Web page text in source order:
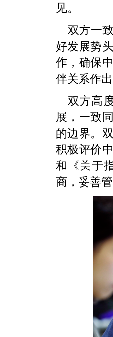
见。
双方一
好发展势
作，确保
伴关系作出
双方高
展，一致
的边界。
积极评价
和《关于
商，妥善